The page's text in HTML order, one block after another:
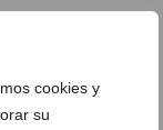
cookies y
su